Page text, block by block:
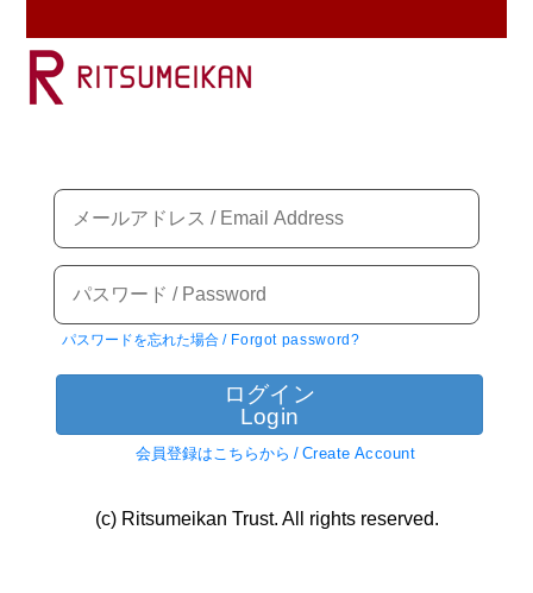
パスワードを忘れた場合 / Forgot password?
ログイン
Login
会員登録はこちらから / Create Account
(c) Ritsumeikan Trust. All rights reserved.